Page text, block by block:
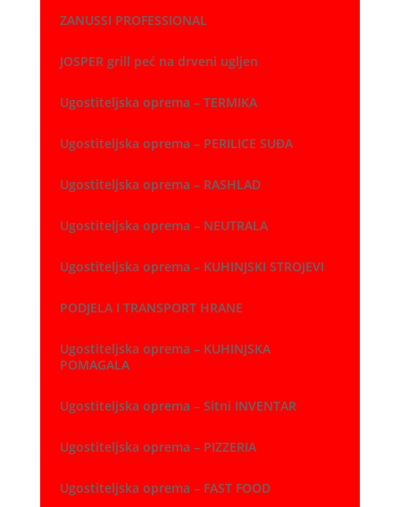
ZANUSSI PROFESSIONAL
JOSPER grill peć na drveni ugljen
Ugostiteljska oprema – TERMIKA
Ugostiteljska oprema – PERILICE SUĐA
Ugostiteljska oprema – RASHLAD
Ugostiteljska oprema – NEUTRALA
Ugostiteljska oprema – KUHINJSKI STROJEVI
PODJELA I TRANSPORT HRANE
Ugostiteljska oprema – KUHINJSKA
POMAGALA
Ugostiteljska oprema – Sitni INVENTAR
Ugostiteljska oprema – PIZZERIA
Ugostiteljska oprema – FAST FOOD